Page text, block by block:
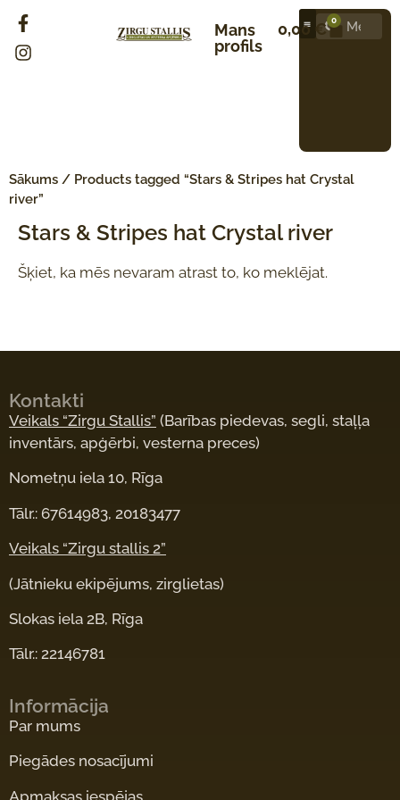
Mans
profils
0,00 € 0
Sākums / Products tagged “Stars & Stripes hat Crystal
river”
Stars & Stripes hat Crystal river
Šķiet, ka mēs nevaram atrast to, ko meklējat.
Kontakti
Veikals “Zirgu Stallis” (Barības piedevas, segli, staļļa
inventārs, apģērbi, vesterna preces)
Nometņu iela 10, Rīga
Tālr.: 67614983, 20183477
Veikals “Zirgu stallis 2”
(Jātnieku ekipējums, zirglietas)
Slokas iela 2B, Rīga
Tālr.: 22146781
Informācija
Par mums
Piegādes nosacījumi
Apmaksas iespējas